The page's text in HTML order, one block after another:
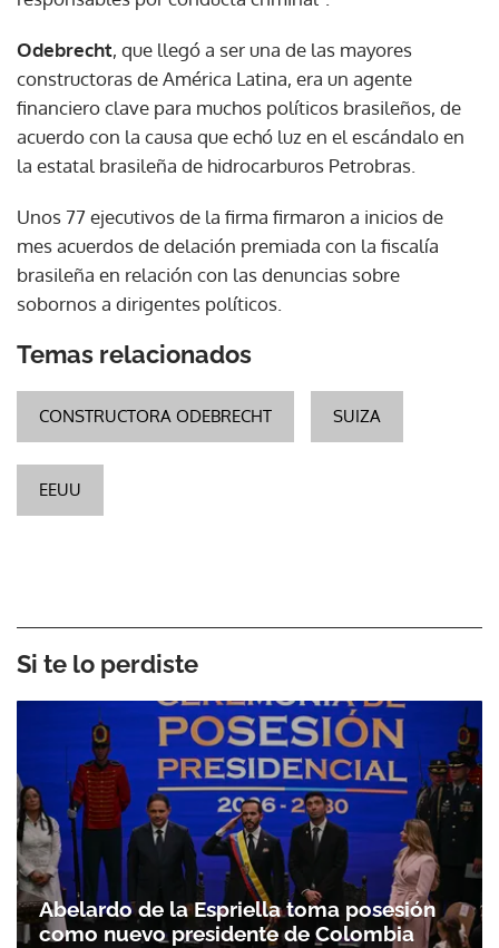
Odebrecht, que llegó a ser una de las mayores
constructoras de América Latina, era un agente
financiero clave para muchos políticos brasileños, de
acuerdo con la causa que echó luz en el escándalo en
la estatal brasileña de hidrocarburos Petrobras.
Unos 77 ejecutivos de la firma firmaron a inicios de
mes acuerdos de delación premiada con la fiscalía
brasileña en relación con las denuncias sobre
sobornos a dirigentes políticos.
Temas relacionados
CONSTRUCTORA ODEBRECHT SUIZA
EEUU
Si te lo perdiste
Abelardo de la Espriella toma posesión
como nuevo presidente de Colombia